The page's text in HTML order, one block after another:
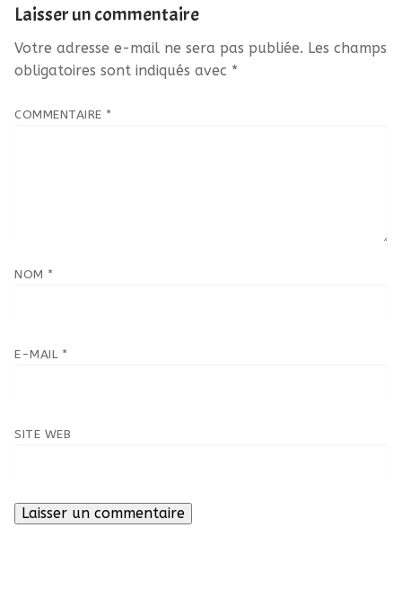
Laisser un commentaire
Votre adresse e-mail ne sera pas publiée. Les champs
obligatoires sont indiqués avec *
COMMENTAIRE *
NOM *
E-MAIL *
SITE WEB